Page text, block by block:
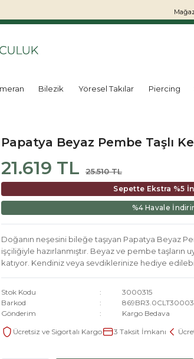
Bilezik Yöresel Takılar Piercing
Papatya Beyaz Pembe Taşlı
21.619 TL 25.510 TL
Sepette Ekstra %5
%4 Havale
Doğanın neşesini bileğe taşıyan Papatya Beyaz
işçiliğiyle hazırlanmıştır. Beyaz ve pembe
katıyor. Kendiniz veya sevdiklerinize hediye
Stok Kodu
3000315
Barkod
Gönderim
Kargo Bedava
Ücretsiz ve Sigortalı Kargo 3 Taksit İmkanı